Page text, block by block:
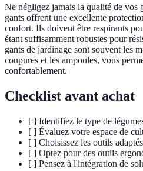
Ne négligez jamais la qualité de vos
gants offrent une excellente
confort. Ils doivent être respirants
étant suffisamment robustes pour
gants de jardinage sont souvent les
coupures et les ampoules, vous
confortablement.
Checklist avant achat
[ ] Identifiez le type de
[ ] Évaluez votre espace de
[ ] Choisissez les outils
[ ] Optez pour des outils
[ ] Pensez à l'intégration de